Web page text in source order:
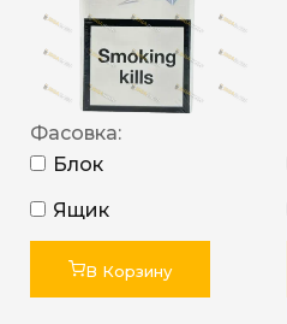
Фасовка:
Блок
Ящик
В Корзину